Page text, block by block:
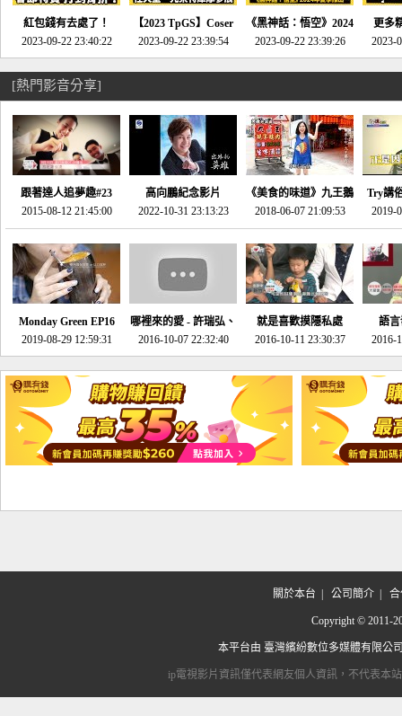
紅包錢有去處了！
SEGA春節特賣 超過85
款遊戲打到骨折-電玩
宅速配20230119
2023-09-22 23:40:22
【2023 TpGS】Coser
和Show Girl搶先看！
直擊展前記者會-電玩
2023-09-22 23:39:54
《黑神話：悟空》2024
年夏季推出！確定不會
延期齁？-電玩宅速配
2023-09-22 23:39:26
更多
《來
金鄉
2023-
[熱門影音分享]
跟著達人追夢趣#23
promo-我想開間咖啡
館(謝佳凌)
2015-08-12 21:45:00
高向鵬紀念影片
2022-10-31 23:13:23
《美食的味道》九王鵝
肉
2018-06-07 21:09:53
Try講
2019-
Monday Green EP16
超意外~環保原來可以
邊玩邊做！
2019-08-29 12:59:31
哪裡來的愛 - 許瑞弘、
李其芬
2016-10-07 22:32:40
就是喜歡摸隱私處
2016-10-11 23:30:37
語
2016-
關於本台 公司簡介| 合
Copyright © 2011-
本平台由 臺灣繽紛數位多媒體有限公
ip電視影片資訊僅代表網友個人資訊，不代表本